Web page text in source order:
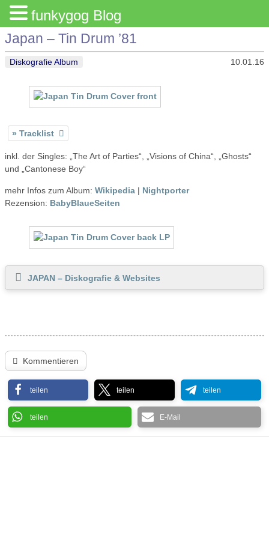
Japan – Tin Drum ’81
Diskografie Album 10.01.16
Tracklist
inkl. der Singles: „The Art of Parties“, „Visions of China“, „Ghosts“
und „Cantonese Boy“
mehr Infos zum Album: Wikipedia | Nightporter
Rezension: BabyBlaueSeiten
JAPAN – Diskografie & Websites
Kommentieren
teilen teilen teilen
teilen E-Mail
funkygog Blog